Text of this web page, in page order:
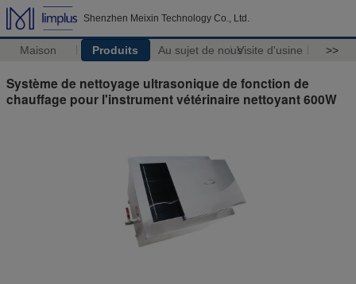
Shenzhen Meixin Technology Co., Ltd.
Maison Produits Au sujet de nousVisite d'usine >>
Système de nettoyage ultrasonique de fonction de
chauffage pour l'instrument vétérinaire nettoyant 600W